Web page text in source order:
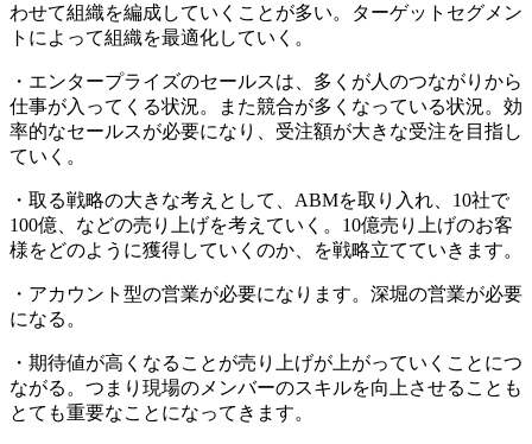
わせて組織を編成していくことが多い。ターゲットセグメン
トによって組織を最適化していく。
・エンタープライズのセールスは、多くが人のつながりから
仕事が入ってくる状況。また競合が多くなっている状況。効
率的なセールスが必要になり、受注額が大きな受注を目指し
ていく。
・取る戦略の大きな考えとして、ABMを取り入れ、10社で
100億、などの売り上げを考えていく。10億売り上げのお客
様をどのように獲得していくのか、を戦略立てていきます。
・アカウント型の営業が必要になります。深堀の営業が必要
になる。
・期待値が高くなることが売り上げが上がっていくことにつ
ながる。つまり現場のメンバーのスキルを向上させることも
とても重要なことになってきます。